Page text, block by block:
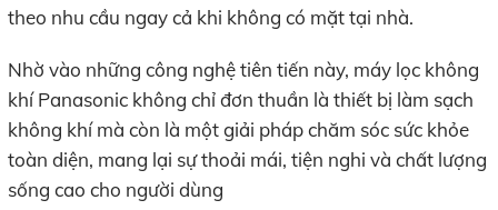
theo nhu cầu ngay cả khi không có mặt tại nhà.
Nhờ vào những công nghệ tiên tiến này, máy lọc không
khí Panasonic không chỉ đơn thuần là thiết bị làm sạch
không khí mà còn là một giải pháp chăm sóc sức khỏe
toàn diện, mang lại sự thoải mái, tiện nghi và chất lượng
sống cao cho người dùng